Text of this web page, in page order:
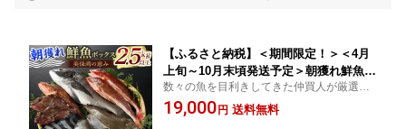
【ふるさと納税】＜期間限定！＞＜4月
上旬～10月末頃発送予定＞朝獲れ鮮魚ボ
ックス「美保湾の恵み」(計2.5kg以上) |
鮮魚 魚 さかな 海鮮 魚介 魚介類 朝獲れ
数々の魚を目利きしてきた仲買人が厳選セ
レクト！ 鳥取県境漁港自慢の海の幸！ふる
さと納税 境港市 特産品
19,000 円 送料無料